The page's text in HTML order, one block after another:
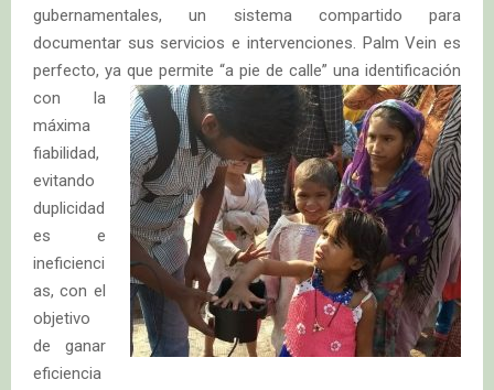
gubernamentales, un sistema compartido para
documentar sus servicios e intervenciones. Palm Vein es
perfecto, ya que permite “a pie de calle” una identificación
con la
máxima
fiabilidad,
evitando
duplicidad
es e
ineficienci
as, con el
objetivo
de ganar
eficiencia